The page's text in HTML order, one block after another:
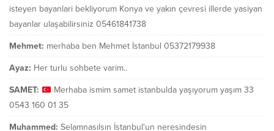
isteyen bayanlari bekliyorum Konya ve yakın çevresi illerde yasiyan
bayanlar ulaşabilirsiniz 05461841738
Mehmet: merhaba ben Mehmet İstanbul 05372179938
Ayaz: Her turlu sohbete varim..
SAMET:
Merhaba ismim samet istanbulda yaşıyorum yaşım 33
0543 160 01 35
Muhammed: Selamnasılsın İstanbul'un neresindesin